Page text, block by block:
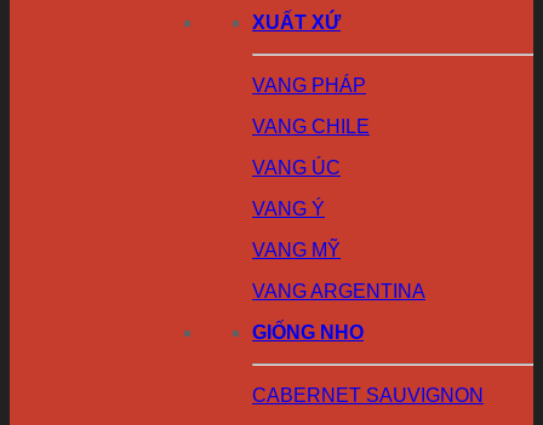
XUẤT XỨ
VANG PHÁP
VANG CHILE
VANG ÚC
VANG Ý
VANG MỸ
VANG ARGENTINA
GIỐNG NHO
CABERNET SAUVIGNON